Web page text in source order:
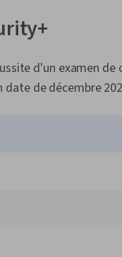
d'un examen
de décembre